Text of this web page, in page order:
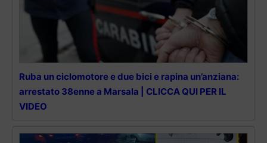
Ruba un ciclomotore e due bici e rapina un’anziana:
arrestato 38enne a Marsala | CLICCA QUI PER IL
VIDEO